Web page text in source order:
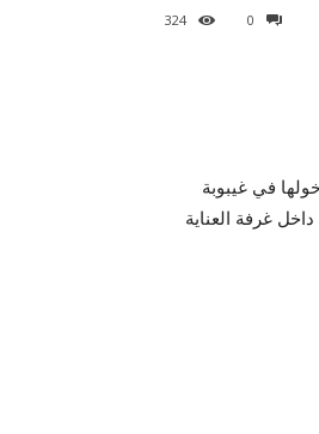
0
324
في غيبوبة
غرفة العناية